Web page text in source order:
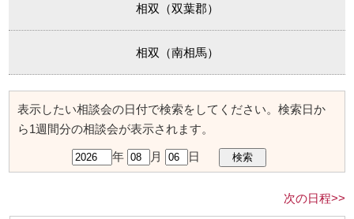
相双（双葉郡）
相双（南相馬）
表示したい相談会の日付で検索をしてください。検索日か
ら1週間分の相談会が表示されます。
年 月 日
次の日程>>